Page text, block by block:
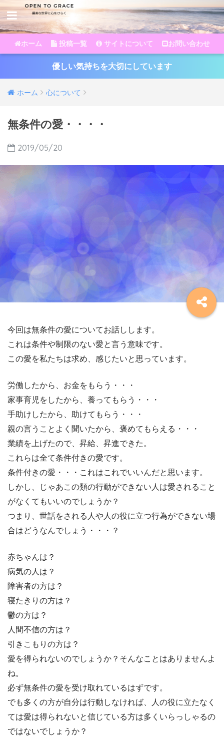
ホーム 投稿一覧 サイトについて お問い合わせ
優しい気持ちを大切にしています
ホーム 心について
無条件の愛・・・・
2019/05/20
今回は無条件の愛についてお話しします。
これは条件や制限のない愛と言う意味です。
この愛を私たちは求め、感じたいと思っています。
労働したから、お金をもらう・・・
家事育児をしたから、養ってもらう・・・
手助けしたから、助けてもらう・・・
親の言うことよく聞いたから、褒めてもらえる・・・
業績を上げたので、昇給、昇進できた。
これらは全て条件付きの愛です。
条件付きの愛・・・これはこれでいいんだと思います。
しかし、じゃあこの類の行動ができない人は愛されること
がなくてもいいのでしょうか？
つまり、世話をされる人や人の役に立つ行為ができない場
合はどうなんでしょう・・・？
赤ちゃんは？
病気の人は？
障害者の方は？
寝たきりの方は？
鬱の方は？
人間不信の方は？
引きこもりの方は？
愛を得られないのでしょうか？そんなことはありませんよ
ね。
必ず無条件の愛を受け取れているはずです。
でも多くの方が自分は行動しなければ、人の役に立たなく
ては愛は得られないと信じている方は多くいらっしゃるの
ではないでしょうか？